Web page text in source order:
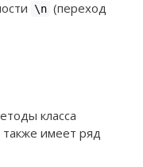
\n (переход
класса
имеет ряд